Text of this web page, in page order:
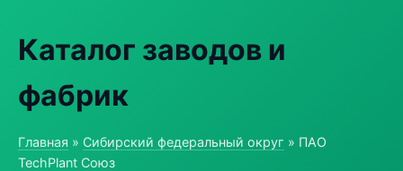
Каталог заводов и
фабрик
Главная » Сибирский федеральный округ » ПАО
TechPlant Союз